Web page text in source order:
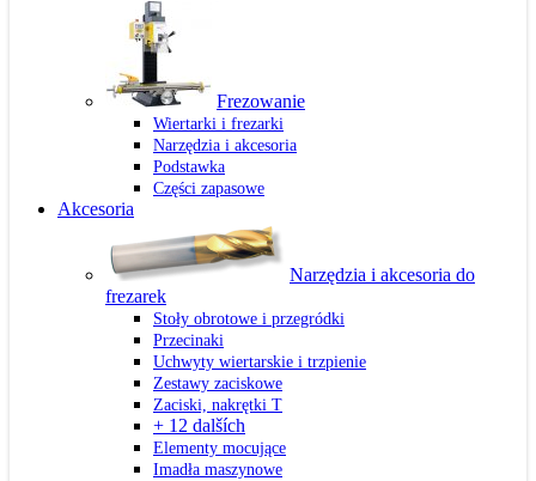
Frezowanie
Wiertarki i frezarki
Narzędzia i akcesoria
Podstawka
Części zapasowe
Akcesoria
Narzędzia i akcesoria do
frezarek
Stoły obrotowe i przegródki
Przecinaki
Uchwyty wiertarskie i trzpienie
Zestawy zaciskowe
Zaciski, nakrętki T
+ 12 dalších
Elementy mocujące
Imadła maszynowe